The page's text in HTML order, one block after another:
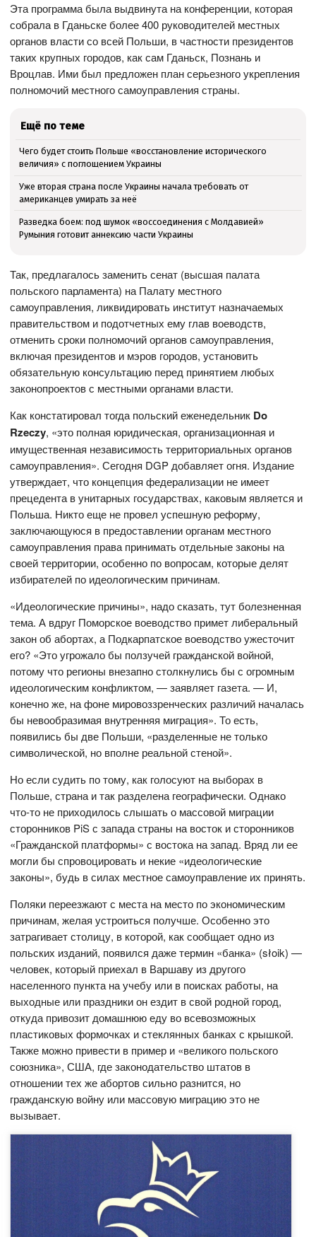
Эта программа была выдвинута на конференции, которая
собрала в Гданьске более 400 руководителей местных
органов власти со всей Польши, в частности президентов
таких крупных городов, как сам Гданьск, Познань и
Вроцлав. Ими был предложен план серьезного укрепления
полномочий местного самоуправления страны.
Ещё по теме
Чего будет стоить Польше «восстановление исторического
величия» с поглощением Украины
Уже вторая страна после Украины начала требовать от
американцев умирать за неё
Разведка боем: под шумок «воссоединения с Молдавией»
Румыния готовит аннексию части Украины
Так, предлагалось заменить сенат (высшая палата
польского парламента) на Палату местного
самоуправления, ликвидировать институт назначаемых
правительством и подотчетных ему глав воеводств,
отменить сроки полномочий органов самоуправления,
включая президентов и мэров городов, установить
обязательную консультацию перед принятием любых
законопроектов с местными органами власти.
Как констатировал тогда польский еженедельник Do
Rzeczy, «это полная юридическая, организационная и
имущественная независимость территориальных органов
самоуправления». Сегодня DGP добавляет огня. Издание
утверждает, что концепция федерализации не имеет
прецедента в унитарных государствах, каковым является и
Польша. Никто еще не провел успешную реформу,
заключающуюся в предоставлении органам местного
самоуправления права принимать отдельные законы на
своей территории, особенно по вопросам, которые делят
избирателей по идеологическим причинам.
«Идеологические причины», надо сказать, тут болезненная
тема. А вдруг Поморское воеводство примет либеральный
закон об абортах, а Подкарпатское воеводство ужесточит
его? «Это угрожало бы ползучей гражданской войной,
потому что регионы внезапно столкнулись бы с огромным
идеологическим конфликтом, — заявляет газета. — И,
конечно же, на фоне мировоззренческих различий началась
бы невообразимая внутренняя миграция». То есть,
появились бы две Польши, «разделенные не только
символической, но вполне реальной стеной».
Но если судить по тому, как голосуют на выборах в
Польше, страна и так разделена географически. Однако
что-то не приходилось слышать о массовой миграции
сторонников PiS с запада страны на восток и сторонников
«Гражданской платформы» с востока на запад. Вряд ли ее
могли бы спровоцировать и некие «идеологические
законы», будь в силах местное самоуправление их принять.
Поляки переезжают с места на место по экономическим
причинам, желая устроиться получше. Особенно это
затрагивает столицу, в которой, как сообщает одно из
польских изданий, появился даже термин «банка» (słoik) —
человек, который приехал в Варшаву из другого
населенного пункта на учебу или в поисках работы, на
выходные или праздники он ездит в свой родной город,
откуда привозит домашнюю еду во всевозможных
пластиковых формочках и стеклянных банках с крышкой.
Также можно привести в пример и «великого польского
союзника», США, где законодательство штатов в
отношении тех же абортов сильно разнится, но
гражданскую войну или массовую миграцию это не
вызывает.